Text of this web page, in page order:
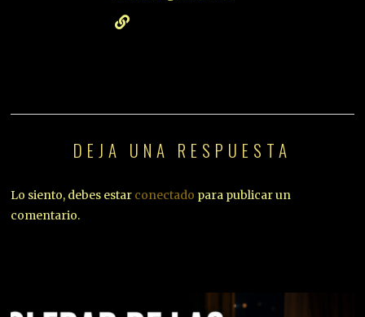
DEJA UNA RESPUESTA
Lo siento, debes estar conectado para publicar un
comentario.